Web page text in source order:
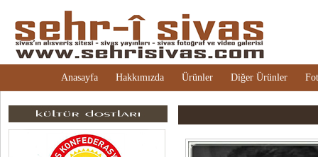
Anasayfa Hakkımızda Ürünler Diğer Ürünler